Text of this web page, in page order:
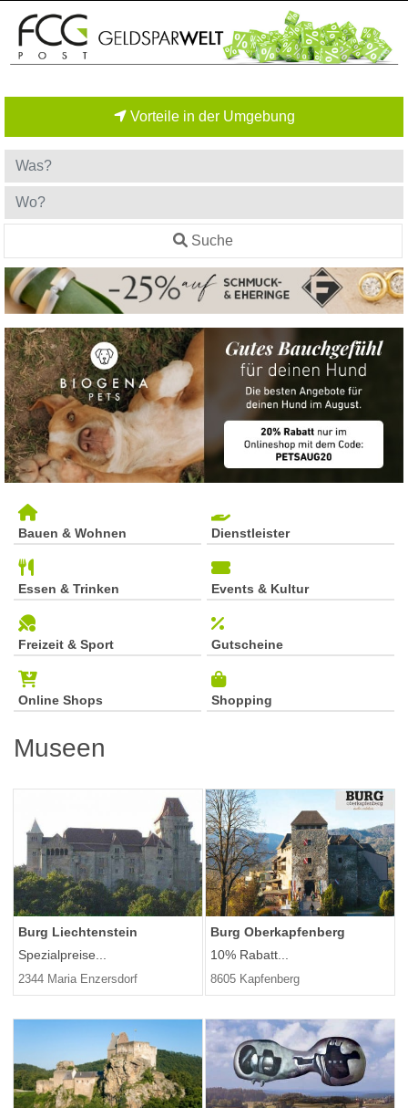
Vorteile in der Umgebung
Suche
Bauen & Wohnen Dienstleister
Essen & Trinken Events & Kultur
Freizeit & Sport Gutscheine
Online Shops Shopping
Museen
Burg Liechtenstein
Spezialpreise...
2344 Maria Enzersdorf
Burg Oberkapfenberg
10% Rabatt...
8605 Kapfenberg